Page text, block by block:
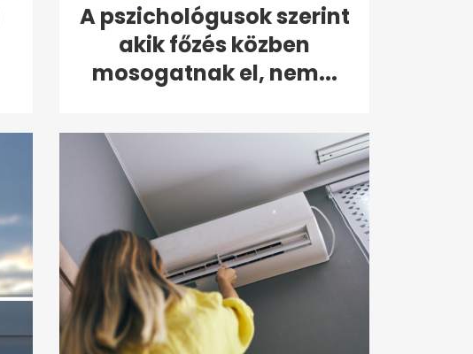
A pszichológusok szerint
akik főzés közben
mosogatnak el, nem...